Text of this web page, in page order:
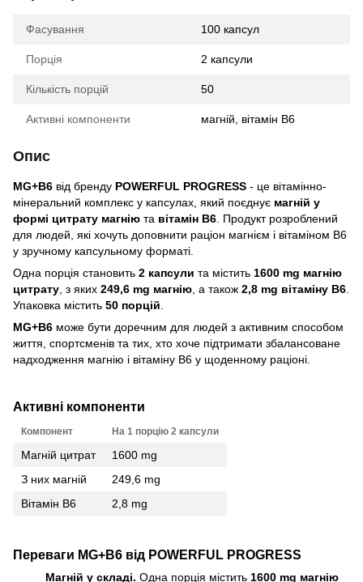
Фасування 100 капсул
Порція 2 капсули
Кількість порцій 50
Активні компоненти магній, вітамін B6
Опис
MG+B6 від бренду POWERFUL PROGRESS - це вітамінно-
мінеральний комплекс у капсулах, який поєднує магній у
формі цитрату магнію та вітамін B6 . Продукт розроблений
для людей, які хочуть доповнити раціон магнієм і вітаміном B6
у зручному капсульному форматі.
Одна порція становить 2 капсули та містить 1600 mg магнію
цитрату , з яких 249,6 mg магнію , а також 2,8 mg вітаміну B6
Упаковка містить 50 порцій
MG+B6 може бути доречним для людей з активним способом
життя, спортсменів та тих, хто хоче підтримати збалансоване
надходження магнію і вітаміну B6 у щоденному раціоні.
Активні компоненти
Компонент На 1 порцію 2 капсули
Магній цитрат
1600 mg
З них магній
249,6 mg
Вітамін B6
2,8 mg
Переваги MG+B6 від POWERFUL PROGRESS
Магній у складі. Одна порція містить 1600 mg магнію